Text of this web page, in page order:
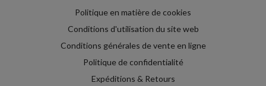
Politique en matière de cookies
Conditions d'utilisation du site web
Conditions générales de vente en ligne
Politique de confidentialité
Expéditions & Retours